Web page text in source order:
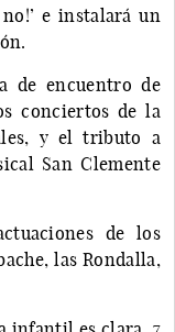
e instalará un
de encuentro de
conciertos de la
y el tributo a
San Clemente
de los
las Rondalla,